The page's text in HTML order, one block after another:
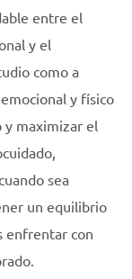
entre el
y el
como a
y físico
y maximizar el
sea
un equilibrio
enfrentar con